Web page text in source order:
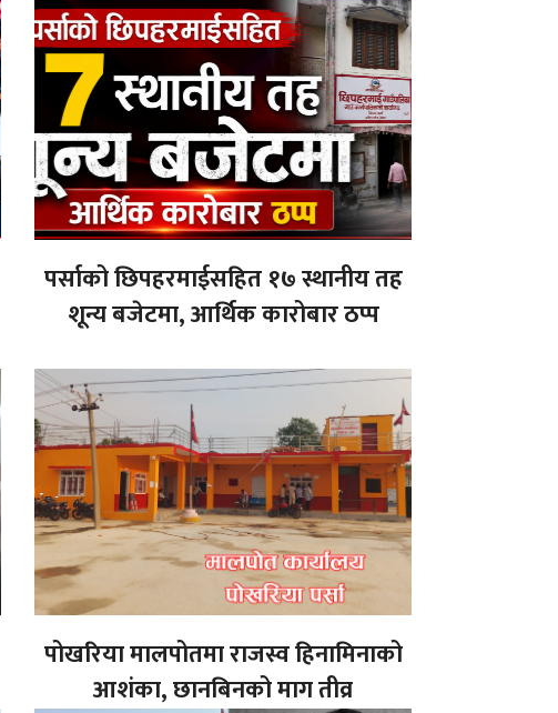
पर्साको छिपहरमाईसहित १७ स्थानीय तह
शून्य बजेटमा, आर्थिक कारोबार ठप्प
पोखरिया मालपोतमा राजस्व हिनामिनाको
आशंका, छानबिनको माग तीव्र